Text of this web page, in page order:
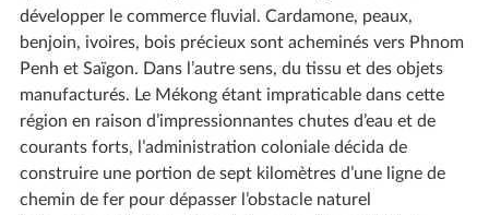
développer le commerce fluvial. Cardamone, peaux,
benjoin, ivoires, bois précieux sont acheminés vers Phnom
Penh et Saïgon. Dans l’autre sens, du tissu et des objets
manufacturés. Le Mékong étant impraticable dans cette
région en raison d’impressionnantes chutes d’eau et de
courants forts, l’administration coloniale décida de
construire une portion de sept kilomètres d’une ligne de
chemin de fer pour dépasser l’obstacle naturel